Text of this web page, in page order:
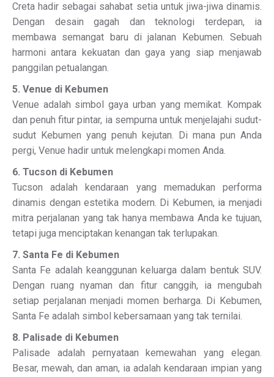
Creta hadir sebagai sahabat setia untuk jiwa-jiwa dinamis.
Dengan desain gagah dan teknologi terdepan, ia
membawa semangat baru di jalanan Kebumen. Sebuah
harmoni antara kekuatan dan gaya yang siap menjawab
panggilan petualangan.
5. Venue di Kebumen
Venue adalah simbol gaya urban yang memikat. Kompak
dan penuh fitur pintar, ia sempurna untuk menjelajahi sudut-
sudut Kebumen yang penuh kejutan. Di mana pun Anda
pergi, Venue hadir untuk melengkapi momen Anda.
6. Tucson di Kebumen
Tucson adalah kendaraan yang memadukan performa
dinamis dengan estetika modern. Di Kebumen, ia menjadi
mitra perjalanan yang tak hanya membawa Anda ke tujuan,
tetapi juga menciptakan kenangan tak terlupakan.
7. Santa Fe di Kebumen
Santa Fe adalah keanggunan keluarga dalam bentuk SUV.
Dengan ruang nyaman dan fitur canggih, ia mengubah
setiap perjalanan menjadi momen berharga. Di Kebumen,
Santa Fe adalah simbol kebersamaan yang tak ternilai.
8. Palisade di Kebumen
Palisade adalah pernyataan kemewahan yang elegan.
Besar, mewah, dan aman, ia adalah kendaraan impian yang